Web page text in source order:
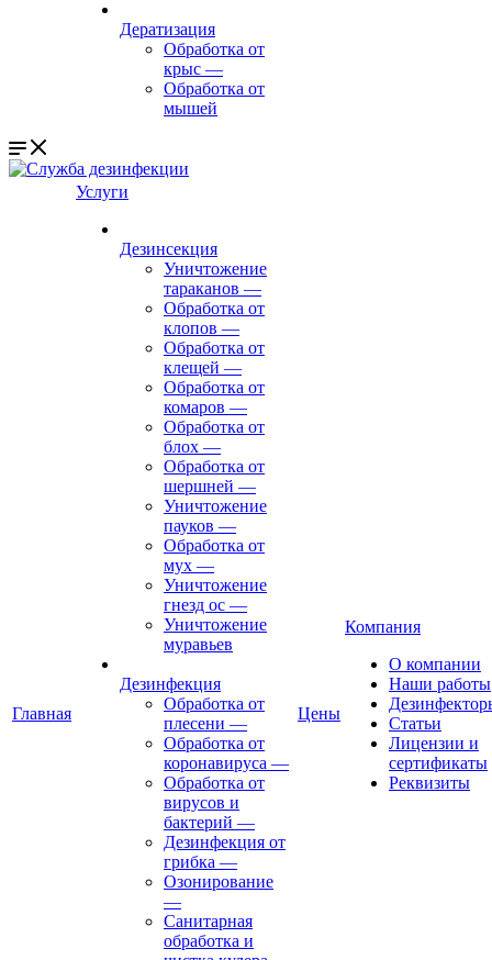
Дератизация
Обработка от
крыс —
Обработка от
мышей
Главная
Услуги
Дезинсекция
Уничтожение
тараканов —
Обработка от
клопов —
Обработка от
клещей —
Обработка от
комаров —
Обработка от
блох —
Обработка от
шершней —
Уничтожение
пауков —
Обработка от
мух —
Уничтожение
гнезд ос —
Уничтожение
муравьев
Дезинфекция
Обработка от
плесени —
Обработка от
коронавируса —
Обработка от
вирусов и
бактерий —
Дезинфекция от
грибка —
Озонирование
—
Санитарная
обработка и
Цены
Компания
О компании
Наши работы
Статьи
Лицензии и
сертификаты
Реквизиты